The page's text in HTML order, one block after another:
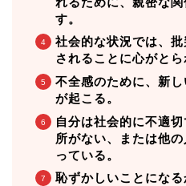
す。
社会的な状況では、
されることに心がとら
不全感のために、新
が起こる。
自分は社会的に不適
所がない、または他
っている。
恥ずかしいことにな